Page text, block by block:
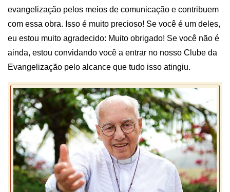
evangelização pelos meios de comunicação e contribuem
com essa obra. Isso é muito precioso! Se você é um deles,
eu estou muito agradecido: Muito obrigado! Se você não é
ainda, estou convidando você a entrar no nosso Clube da
Evangelização pelo alcance que tudo isso atingiu.